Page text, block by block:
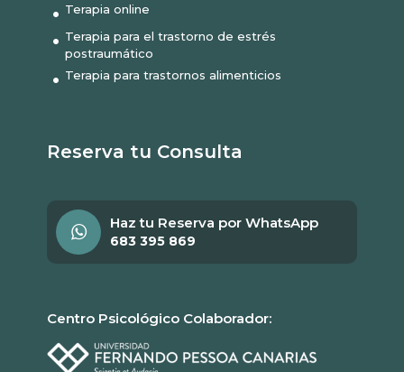
Terapia online
Terapia para el trastorno de estrés
postraumático
Terapia para trastornos alimenticios
Reserva tu Consulta
Haz tu Reserva por WhatsApp
683 395 869
Centro Psicológico Colaborador: